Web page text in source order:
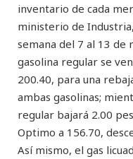
inventario de cada
ministerio de
semana del 7 al 13 de
gasolina regular se
200.40, para una
ambas gasolinas;
regular bajará 2.00
Optimo a 156.70,
Así mismo, el gas